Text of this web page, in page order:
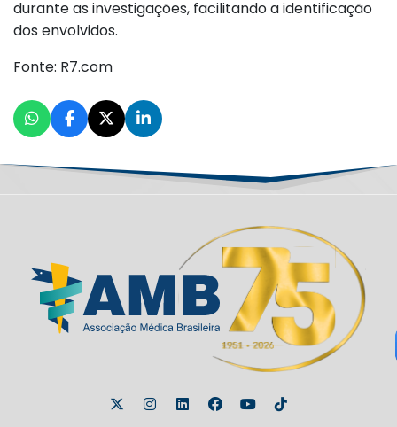
durante as investigações, facilitando a identificação
dos envolvidos.
Fonte: R7.com